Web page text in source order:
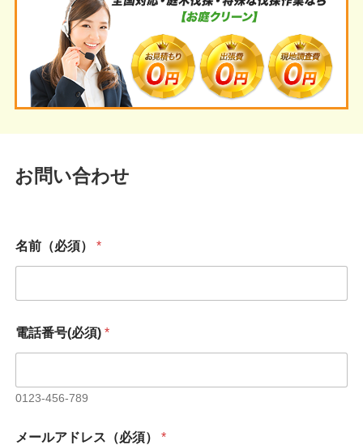
お問い合わせ
名前（必須） *
*
名
必
電話番号(必須) *
0123-456-789
メールアドレス（必須） *